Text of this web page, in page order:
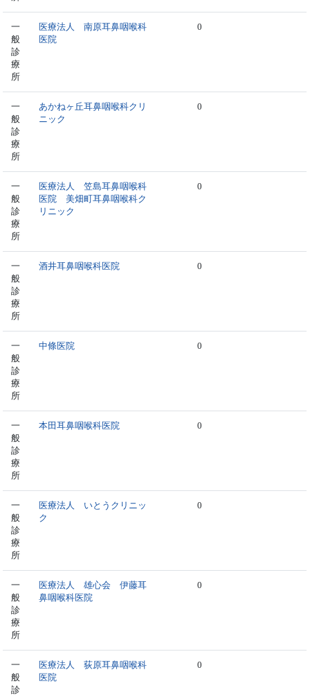
一
般
診
療
所
医療法人 南原耳鼻咽喉科
医院
0
一
般
診
療
所
あかねヶ丘耳鼻咽喉科クリ
ニック
0
一
般
診
療
所
医療法人 笠島耳鼻咽喉科
医院 美畑町耳鼻咽喉科ク
リニック
0
一
般
診
療
所
酒井耳鼻咽喉科医院 0
一
般
診
療
所
中條医院 0
一
般
診
療
所
本田耳鼻咽喉科医院 0
一
般
診
療
所
医療法人 いとうクリニッ
ク
0
一
般
診
療
所
医療法人 雄心会 伊藤耳
鼻咽喉科医院
0
一
般
診
医療法人 荻原耳鼻咽喉科
医院
0